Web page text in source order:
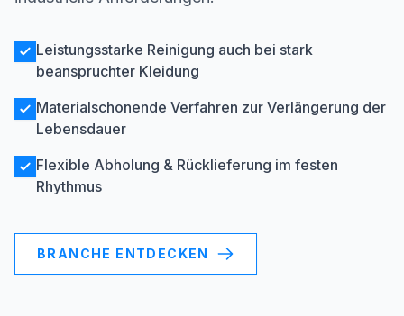
Leistungsstarke Reinigung auch bei stark
beanspruchter Kleidung
Materialschonende Verfahren zur Verlängerung der
Lebensdauer
Flexible Abholung & Rücklieferung im festen
Rhythmus
BRANCHE ENTDECKEN